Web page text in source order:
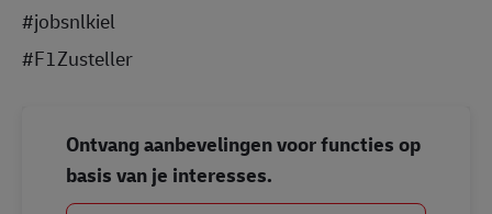
#jobsnlkiel
#F1Zusteller
Ontvang aanbevelingen voor functies op
basis van je interesses.